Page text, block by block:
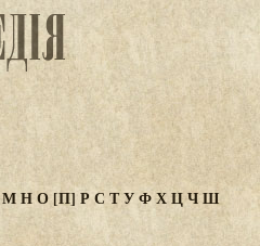
МНО[П] Р С ТУФХЦЧШ